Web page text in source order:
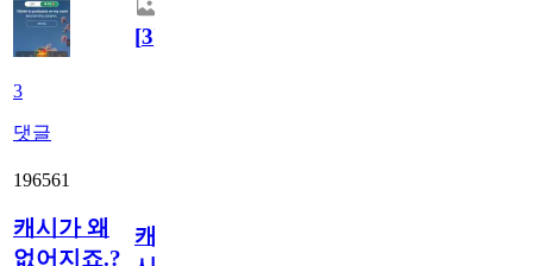
3
댓글
[3]
196561
캐시가 왜
없어지죠.?
캐